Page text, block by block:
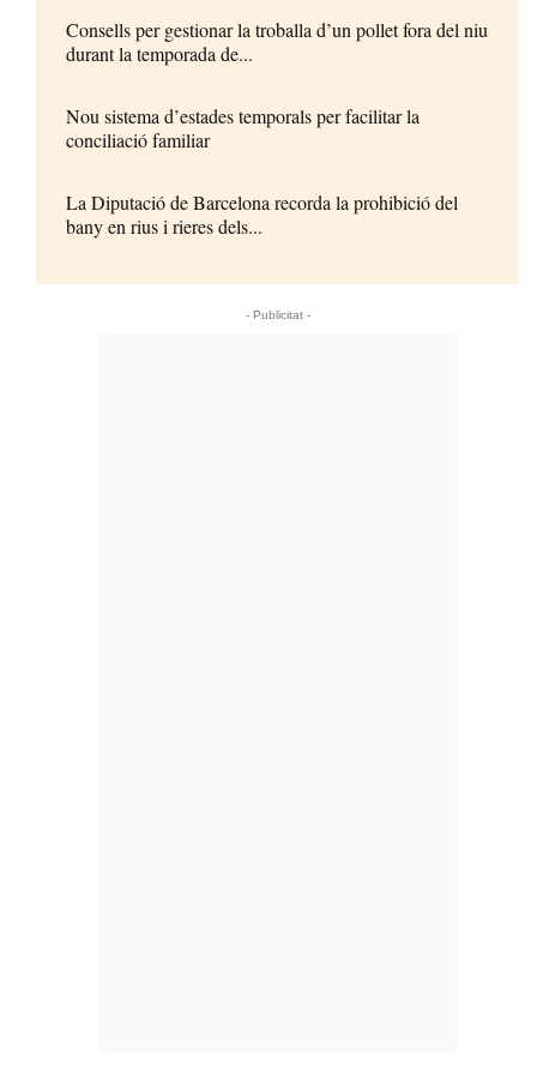
Consells per gestionar la troballa d’un pollet fora del niu
durant la temporada de...
Nou sistema d’estades temporals per facilitar la
conciliació familiar
La Diputació de Barcelona recorda la prohibició del
bany en rius i rieres dels...
- Publicitat -